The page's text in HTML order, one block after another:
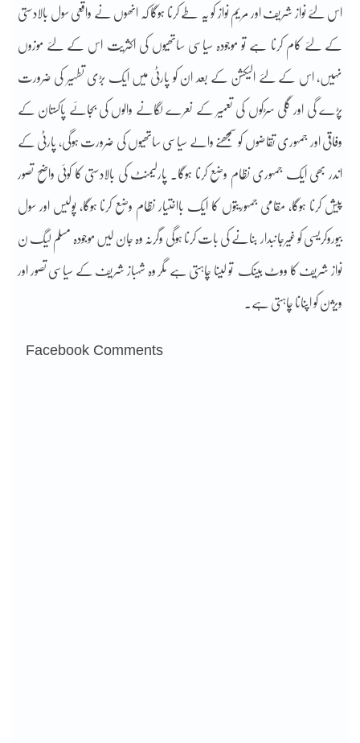
اس لئے نواز شریف اور مریم نواز کو یہ طے کرنا ہوگا کہ انھوں نے واقعی سول بالادستی
کے لئے کام کرنا ہے تو موجودہ سیاسی ساتھیوں کی اکثریت اس کے لئے موزوں
نہیں، اس کے لئے الیکشن کے بعد ان کو پارٹی میں ایک بڑی تطہیر کی ضرورت
پڑے گی اور گلی سڑکوں کی تعمیر کے نعرے لگانے والوں کی بجائے پاکستان کے
وفاقی اور جمہوری تقاضوں کو سمجھنے والے سیاسی ساتھیوں کی ضرورت ہوگی، پارٹی کے
اندر بھی ایک جمہوری نظام وضع کرنا ہوگا۔ پارلیمنٹ کی بالادستی کا کوئی واضح تصور
پیش کرنا ہوگا، مقامی جمہوریتوں کا ایک بااختیار نظام وضع کرنا ہوگا، پولیس اور سول
بیوروکریسی کو غیرجانبدار بنانے کی بات کرنا ہوگی وگرنہ وہ جان لیں موجودہ مسلم لیگ ن
نواز شریف کا ووٹ بینک تو لینا چاہتی ہے مگر وہ شہباز شریف کے سیاسی تصور اور
ویژن کو اپنانا چاہتی ہے۔
Facebook Comments